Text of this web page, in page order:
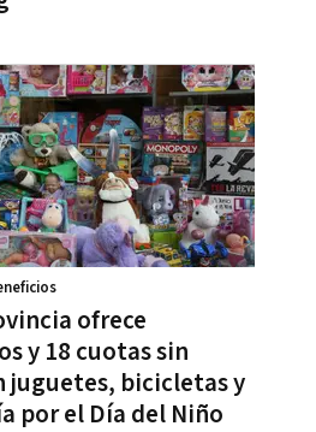
ofrece
y 18 cuotas sin
juguetes, bicicletas y
por el Día del Niño